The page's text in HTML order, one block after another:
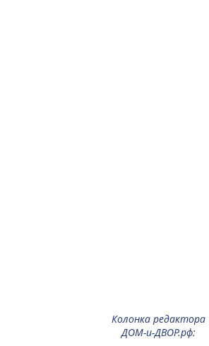
Колонка редактора
ДОМ-и-ДВОР.рф: